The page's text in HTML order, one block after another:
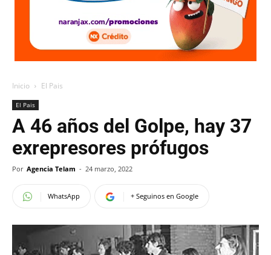
Inicio El Pais
El Pais
A 46 años del Golpe, hay 37
exrepresores prófugos
Por Agencia Telam - 24 marzo, 2022
WhatsApp + Seguinos en Google